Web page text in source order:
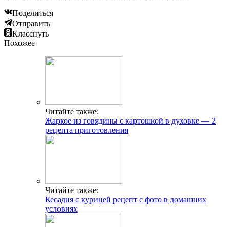
Поделиться
Отправить
Класснуть
Похожее
Читайте также:
Жаркое из говядины с картошкой в духовке — 2
рецепта приготовления
Читайте также:
Кесадия с курицей рецепт с фото в домашних
условиях